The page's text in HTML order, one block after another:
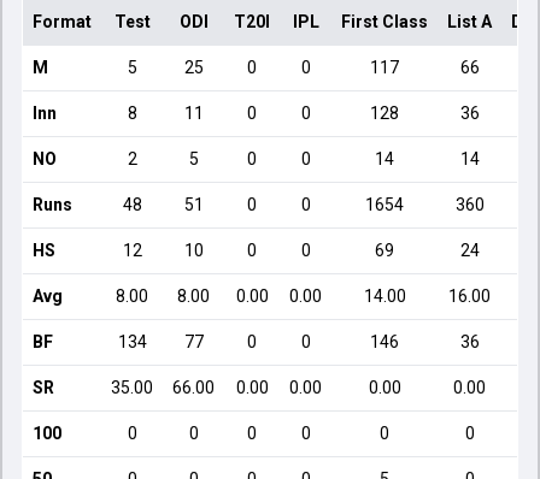
Format Test ODI T20I IPL First Class List A
M 5 25 0 0 117 66
Inn 8 11 0 0 128 36
NO 2 5 0 0 14 14
Runs 48 51 0 0 1654 360
HS 12 10 0 0 69 24
Avg 8.00 8.00 0.00 0.00 14.00 16.00
BF 134 77 0 0 146 36
SR 35.00 66.00 0.00 0.00 0.00 0.00
100 0 0 0 0 0 0